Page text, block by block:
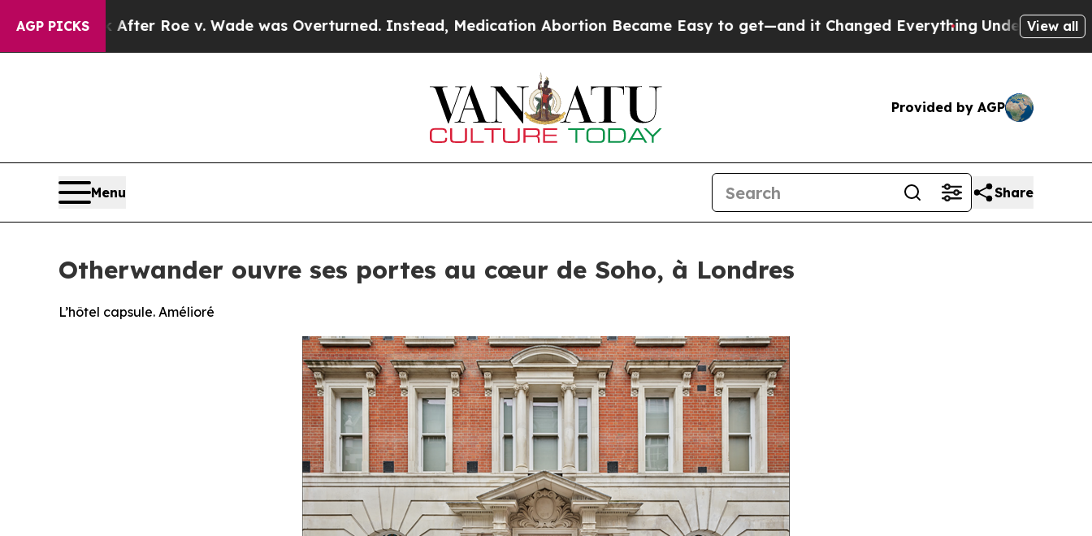
AGP PICKS
Roe v. Wade was Overturned. Instead, Medication Abortion Became Easy to get—and it Changed EverythingUnder the Second TrumpView all
Provided by AGP
Menu Share
Otherwander ouvre ses portes au cœur de Soho, à Londres
L’hôtel capsule. Amélioré